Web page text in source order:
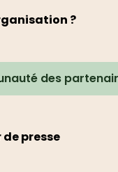
?
des
presse